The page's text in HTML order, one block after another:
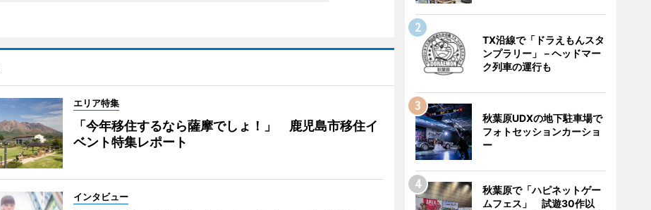
エリア特集
「今年移住するなら薩摩でしょ！」 鹿児島市移住イ
ベント特集レポート
インタビュー
TX沿線で「ドラえもんスタ
ンプラリー」－ヘッドマー
ク列車の運行も
秋葉原UDXの地下駐車場で
フォトセッションカーショ
ー
秋葉原で「ハピネットゲー
ムフェス」 試遊30作以